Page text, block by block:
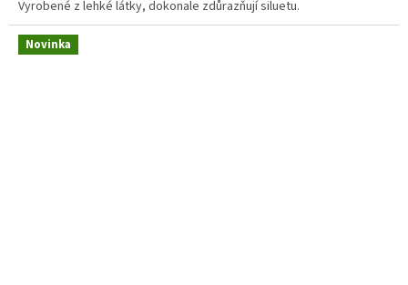
Vyrobené z lehké látky, dokonale zdůrazňují siluetu.
Novinka